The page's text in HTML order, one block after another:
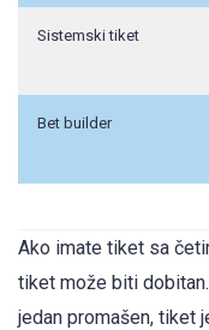
Sistemski tiket
Bet builder
Ako imate tiket sa
tiket može biti
jedan promašen, tiket